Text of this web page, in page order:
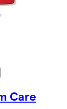
Care